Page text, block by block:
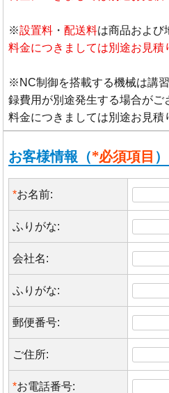
※設置料・ 配送料は商品および
料金につきましては別途お見積
※NC制御を搭載する機械は講
録費用が別途発生する場合がご
料金につきましては別途お見積
お客様情報（*必須項目 ）
*お名前:
ふりがな:
会社名:
ふりがな:
郵便番号:
ご住所:
*お電話番号: